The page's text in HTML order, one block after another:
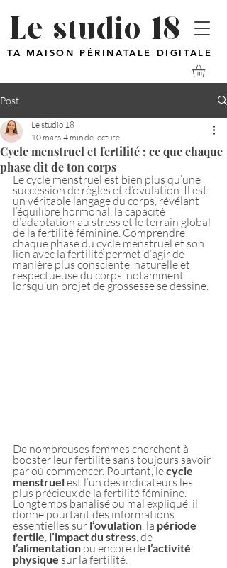
Le studio 18
TA MAISON PÉRINATALE DIGITALE
Post
Cycle menstruel et fertilité : ce que chaque
phase dit de ton corps
Le studio 18
10 mars 4 min de lecture
Le cycle menstruel est bien plus qu’une
succession de règles et d’ovulation. Il est
un véritable langage du corps, révélant
l’équilibre hormonal, la capacité
d’adaptation au stress et le terrain global
de la fertilité féminine. Comprendre
chaque phase du cycle menstruel et son
lien avec la fertilité permet d’agir de
manière plus consciente, naturelle et
respectueuse du corps, notamment
lorsqu’un projet de grossesse se dessine.
De nombreuses femmes cherchent à
booster leur fertilité sans toujours savoir
par où commencer. Pourtant, le cycle
menstruel est l’un des indicateurs les
plus précieux de la fertilité féminine.
Longtemps banalisé ou mal expliqué, il
donne pourtant des informations
essentielles sur l’ovulation, la période
fertile, l’impact du stress, de
l’alimentation ou encore de l’activité
physique sur la fertilité.